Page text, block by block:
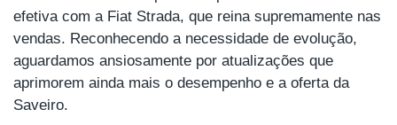
efetiva com a Fiat Strada, que reina supremamente nas
vendas. Reconhecendo a necessidade de evolução,
aguardamos ansiosamente por atualizações que
aprimorem ainda mais o desempenho e a oferta da
Saveiro.